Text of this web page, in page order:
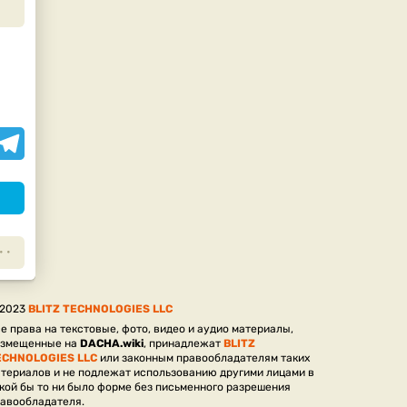
BLITZ TECHNOLOGIES LLC
права на текстовые, фото, видео и аудио материалы,
наDACHA.wiki, принадлежатBLITZ
LLC или законным правообладателям таких
и не подлежат использованию другими лицами в
бы то ни было форме без письменного разрешения